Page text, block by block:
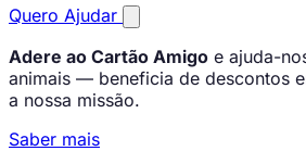
Quero Ajudar
Adere ao Cartão Amigo e ajuda-
animais — beneficia de descontos
a nossa missão.
Saber mais